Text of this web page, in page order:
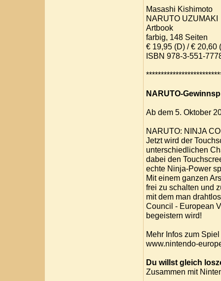
Masashi Kishimoto
NARUTO UZUMAKI
Artbook
farbig, 148 Seiten
€ 19,95 (D) / € 20,60
ISBN 978-3-551-
NARUTO-
Ab dem 5. Oktober
NARUTO: NINJA
Jetzt wird der
unterschiedlichen
dabei den
echte Ninja-Power
Mit einem ganzen
frei zu schalten und
mit dem man
Council - European
begeistern wird!
Mehr Infos zum
www.nintendo-
Du willst gleich
Zusammen mit